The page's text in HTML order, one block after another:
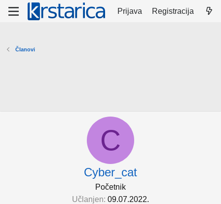
Prijava Registracija
Članovi
C
Cyber_cat
Početnik
Učlanjen 09.07.2022.